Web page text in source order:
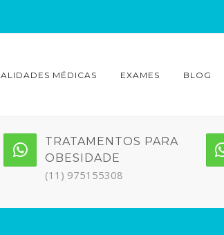
MÉDICAS EXAMES BLOG
TRATAMENTOS PARA
OBESIDADE
(11) 975155308